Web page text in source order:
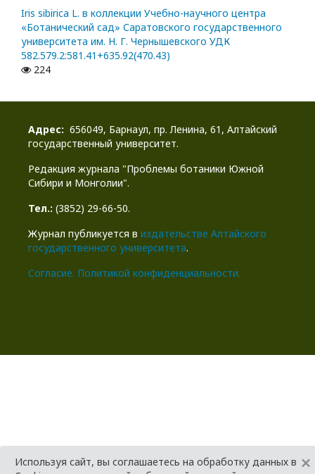
Iris sibirica L. в коллекции Учебно-научного центра
«Ботанический сад» Саратовского государственного
университета им. Н. Г. Чернышевского УДК
582.579.2:581.41+635.92(470.43)
224
Адрес: 656049, Барнаул, пр. Ленина, 61, Алтайский
государственный университет.
Редакция журнала "Проблемы ботаники Южной
Сибири и Монголии".
Тел.: (3852) 29-66-50.
Журнал публикуется в издательстве Алтайского
государственного университета.
Cогласие. Политикой конфиденциальности.
Используя сайт, вы соглашаетесь на обработку данных в ×